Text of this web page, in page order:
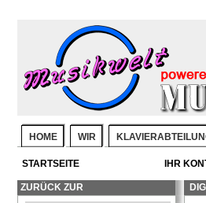
HOME WIR
STARTSEITE IHR
ZURÜCK ZUR